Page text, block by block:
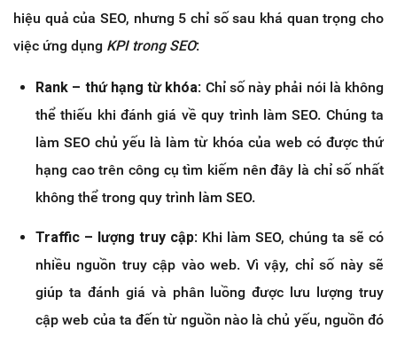
hiệu quả của SEO, nhưng 5 chỉ số sau khá quan trọng cho
việc ứng dụng KPI trong SEO:
Rank – thứ hạng từ khóa: Chỉ số này phải nói là không
thể thiếu khi đánh giá về quy trình làm SEO. Chúng ta
làm SEO chủ yếu là làm từ khóa của web có được thứ
hạng cao trên công cụ tìm kiếm nên đây là chỉ số nhất
không thể trong quy trình làm SEO.
Traffic – lượng truy cập: Khi làm SEO, chúng ta sẽ có
nhiều nguồn truy cập vào web. Vì vậy, chỉ số này sẽ
giúp ta đánh giá và phân luồng được lưu lượng truy
cập web của ta đến từ nguồn nào là chủ yếu, nguồn đó